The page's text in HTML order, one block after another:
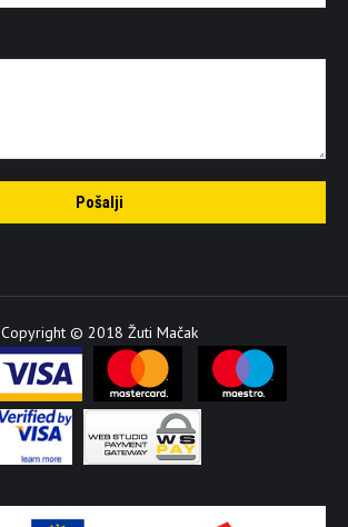
Copyright © 2018 Žuti Mačak